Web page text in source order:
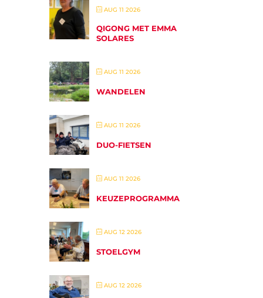
AUG 11 2026
QIGONG MET EMMA
SOLARES
AUG 11 2026
WANDELEN
AUG 11 2026
DUO-FIETSEN
AUG 11 2026
KEUZEPROGRAMMA
AUG 12 2026
STOELGYM
AUG 12 2026